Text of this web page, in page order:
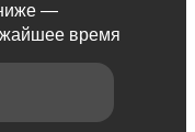
—
время